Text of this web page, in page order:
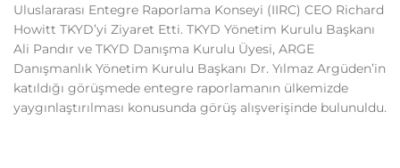
Uluslararası Entegre Raporlama Konseyi (IIRC) CEO Richard
Howitt TKYD’yi Ziyaret Etti. TKYD Yönetim Kurulu Başkanı
Ali Pandır ve TKYD Danışma Kurulu Üyesi, ARGE
Danışmanlık Yönetim Kurulu Başkanı Dr. Yılmaz Argüden’in
katıldığı görüşmede entegre raporlamanın ülkemizde
yaygınlaştırılması konusunda görüş alışverişinde bulunuldu.